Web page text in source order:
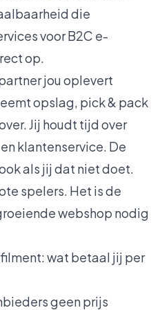
die
voor B2C e-
op.
jou oplevert
opslag, pick & pack
Jij houdt tijd over
klantenservice. De
als jij dat niet doet.
spelers. Het is de
webshop nodig
wat betaal jij per
geen prijs